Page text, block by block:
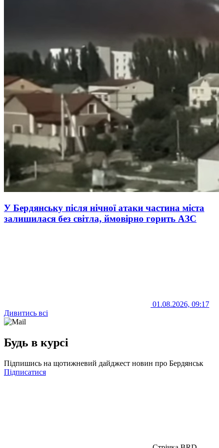
У Бердянську після нічної атаки частина міста
залишилася без світла, ймовірно горить АЗС
01.08.2026, 09:17
Дивитись всі
Будь в курсі
Підпишись на щотижневий дайджест новин про Бердянськ
Підписатися